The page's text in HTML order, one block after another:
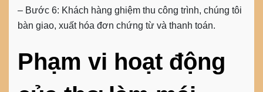
– Bước 6: Khách hàng ghiệm thu công trình, chúng tôi
bàn giao, xuất hóa đơn chứng từ và thanh toán.
Phạm vi hoạt động